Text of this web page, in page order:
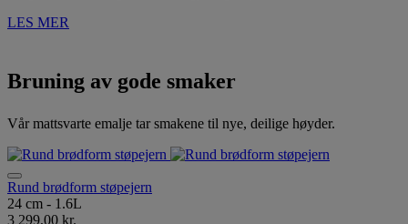
LES MER
Bruning av gode smaker
Vår mattsvarte emalje tar smakene til nye, deilige høyder.
Rund brødform støpejern
24 cm - 1.6L
3 299,00 kr.